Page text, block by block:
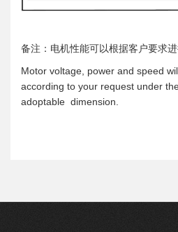
备注：电机性能可以根据客户要求
Motor voltage, power and speed
according to your request under
adoptable dimension.